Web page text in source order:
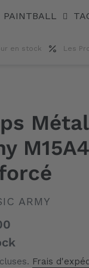
PAINTBALL
en stock Les
ARMY
Frais